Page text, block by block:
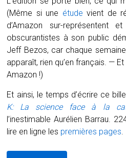
(Même si une étude vient de
d’Amazon sur-représentent
obscurantistes à son public
Jeff Bezos, car chaque
apparaît, rien qu’en français. —
Amazon !)
Et ainsi, le temps d’écrire ce
K: La science face à la
l’inestimable Aurélien Barrau.
lire en ligne les premières pages.